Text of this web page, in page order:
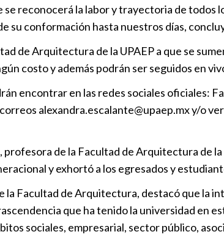
se reconocerá la labor y trayectoria de
su conformación hasta nuestros días,
de Arquitectura de la UPAEP a que se
costo y además podrán ser seguidos en
encontrar en las redes sociales oficiales:
alexandra.escalante@upaep.mx y/o
de la Facultad de Arquitectura de
y exhortó a los egresados y
Facultad de Arquitectura, destacó que la
que ha tenido la universidad en
sociales, empresarial, sector público,